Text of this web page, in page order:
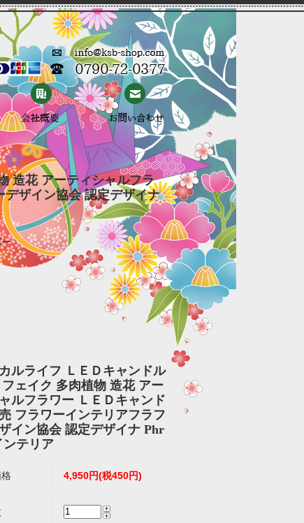
造花 アーティシャルフラ
デザイン協会 認定デザイナ
ルライフ ＬＥＤキャンドル
フェイク 多肉植物 造花 アー
ルフラワー ＬＥＤキャンド
フラワーインテリアフラフ
イン協会 認定デザイナ Phr
ンテリア
4,950円(税450円)